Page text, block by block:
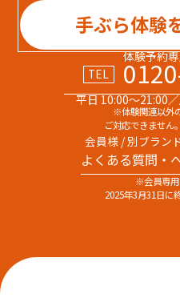
手ぶら体験
体験予約
TEL
平日 10:00～21:00
※体験関連以外
ご対応できません
会員様 / 別ブラン
よくある質問・
※会員専
2025年3月31日に